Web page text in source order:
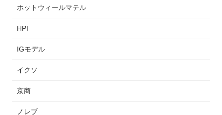
ホットウィールマテル
HPI
IGモデル
イクソ
京商
ノレブ